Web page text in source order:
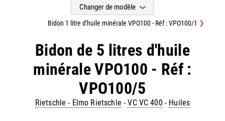
Changer de modèle
Bidon de 5 litres d'huile
minérale VPO100 - Réf :
VPO100/5
Rietschle - Elmo Rietschle -VC VC 400 - Huiles
Bidon 1 litre d'huile minérale VPO100 - Réf : VPO100/1